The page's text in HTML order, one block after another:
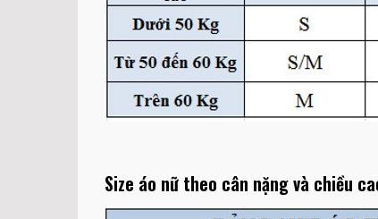
Size áo nữ theo cân nặng và chiều